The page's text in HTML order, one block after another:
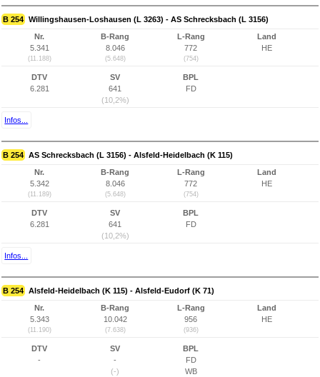
B 254 Willingshausen-Loshausen (L 3263) - AS Schrecksbach (L 3156)
Nr.
5.341
(11.188)
B-Rang
8.046
(5.648)
L-Rang
772
(754)
Land
HE
DTV
6.281
SV
641
(10,2%)
BPL
FD
Infos...
B 254 AS Schrecksbach (L 3156) - Alsfeld-Heidelbach (K 115)
Nr.
5.342
(11.189)
B-Rang
8.046
(5.648)
L-Rang
772
(754)
Land
HE
DTV
6.281
SV
641
(10,2%)
BPL
FD
Infos...
B 254 Alsfeld-Heidelbach (K 115) - Alsfeld-Eudorf (K 71)
Nr.
5.343
(11.190)
B-Rang
10.042
(7.638)
L-Rang
956
(936)
Land
HE
DTV
-
SV
-
(-)
BPL
FD
WB